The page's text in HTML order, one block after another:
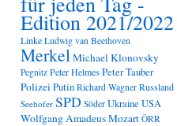
Edition 2021/2022
Linke Ludwig van Beethoven
MerkelMichael Klonovsky
Pegnitz Peter HelmesPeter Tauber
PolizeiPutin Richard Wagner Russland
Seehofer SPD Söder Ukraine USA
Wolfgang Amadeus Mozart ÖRR